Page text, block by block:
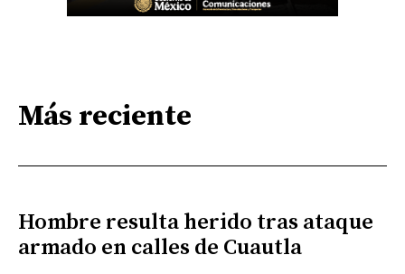
Más reciente
Hombre resulta herido tras ataque
armado en calles de Cuautla